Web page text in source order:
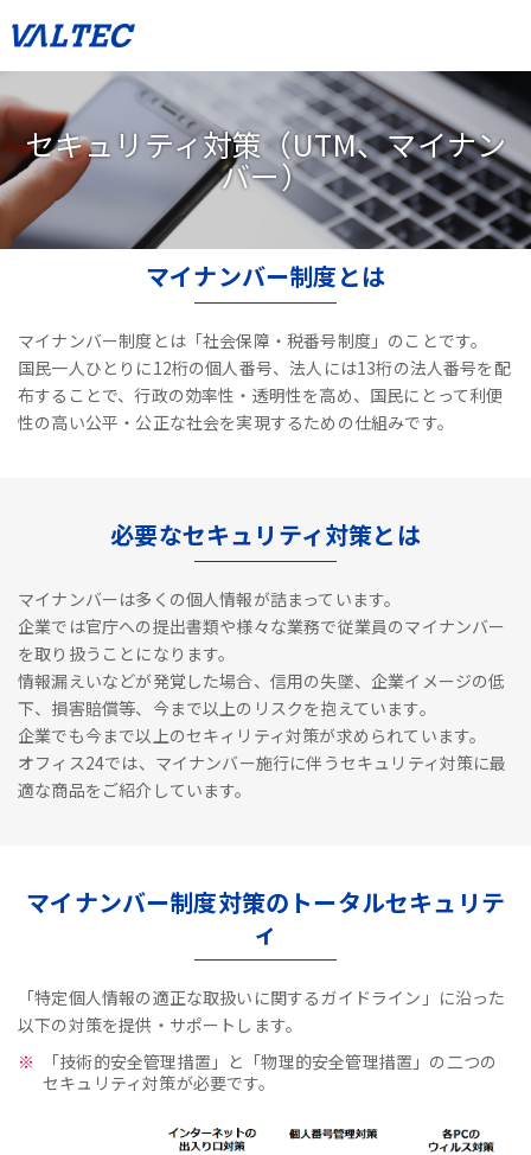
セキュリティ対策（UTM、マイナン
バー）
マイナンバー制度とは
マイナンバー制度とは「社会保障・税番号制度」のことです。
国民一人ひとりに12桁の個人番号、法人には13桁の法人番号を配
布することで、 行政の効率性・透明性を高め、国民にとって利便
性の高い公平・公正な社会を実現するための仕組みです。
必要なセキュリティ対策とは
マイナンバーは多くの個人情報が詰まっています。
企業では官庁への提出書類や様々な業務で従業員のマイナンバー
を取り扱うことになります。
情報漏えいなどが発覚した場合、信用の失墜、企業イメージの低
下、損害賠償等、今まで以上のリスクを抱えています。
企業でも今まで以上のセキィリティ対策が求められています。
オフィス24では、マイナンバー施行に伴うセキュリティ対策に最
適な商品をご紹介しています。
マイナンバー制度対策のトータルセキュリテ
ィ
「特定個人情報の適正な取扱いに関するガイドライン」に沿った
以下の対策を提供・サポートします。
「技術的安全管理措置」と「物理的安全管理措置」の二つの
セキュリティ対策が必要です。